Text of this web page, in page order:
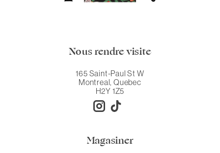
Nous rendre visite
165 Saint-Paul St W
Montreal, Quebec
H2Y 1Z5
Magasiner